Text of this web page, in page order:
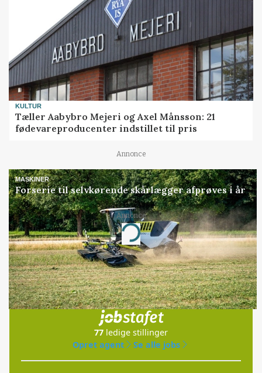
KULTUR
Tæller Aabybro Mejeri og Axel Månsson: 21
fødevareproducenter indstillet til pris
Annonce
MASKINER
Forserie til selvkørende skårlægger afprøves i år
Annonce
Loading...
Jobs
i samarbejde med
77 ledige stillinger
Opret agent
Se alle jobs